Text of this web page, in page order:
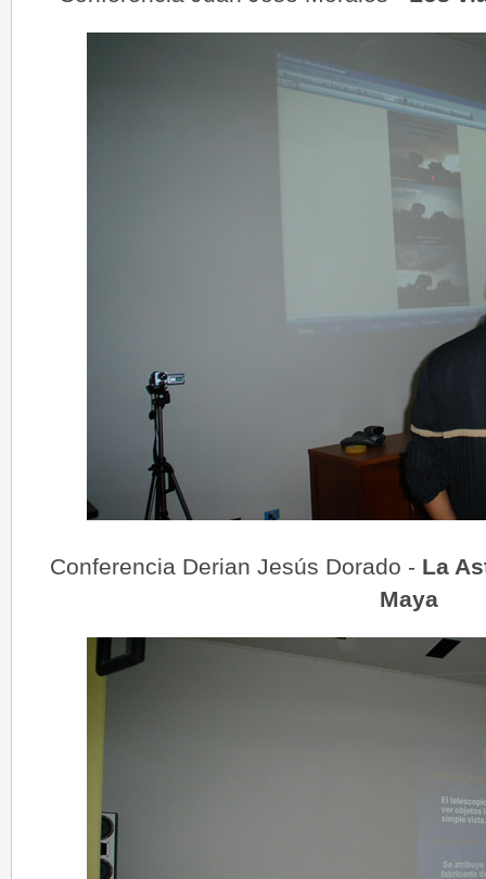
Conferencia Derian Jesús Dorado - La
Maya